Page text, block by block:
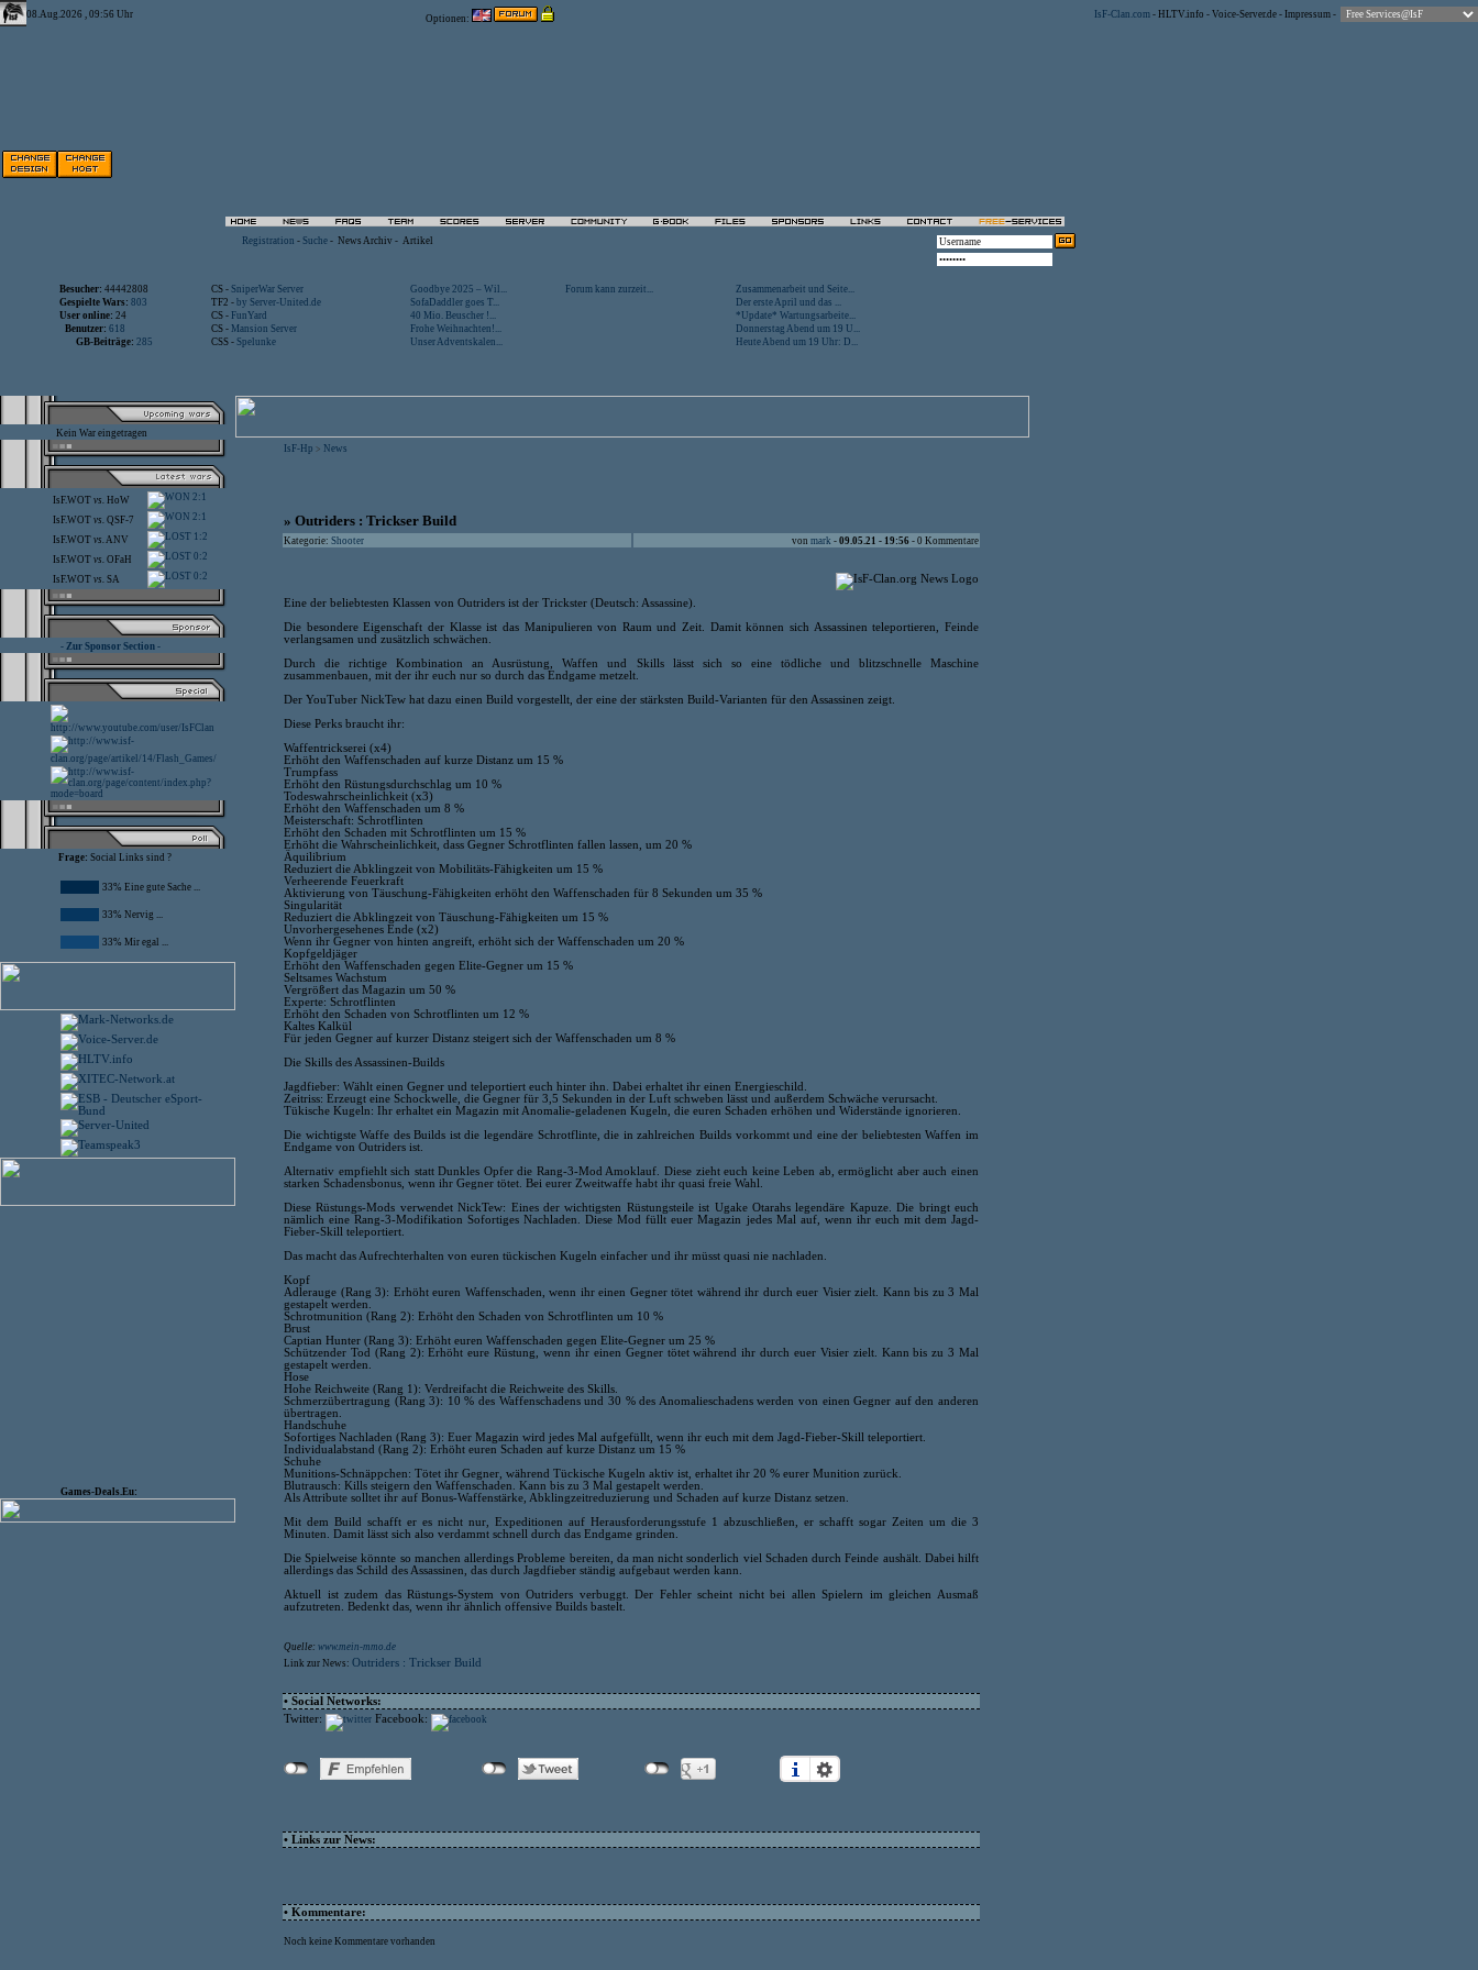
08.Aug.2026 , 09:56 Uhr Optionen: IsF-Clan.com - HLTV.info - Voice-Server.de - Impressum -
Registration - Suche - News Archiv - Artikel
Besucher: 44442808 CS - SniperWar Server Goodbye 2025 – Wil... Forum kann zurzeit...
Zusammenarbeit und Seite...
Gespielte Wars: 803 TF2 - by Server-United.de SofaDaddler goes T...
Der erste April und das ...
User online: 24 CS - FunYard 40 Mio. Beuscher !...
*Update* Wartungsarbeite...
Benutzer: 618 CS - Mansion Server Frohe Weihnachten!...
Donnerstag Abend um 19 U...
GB-Beiträge: 285 CSS - Spelunke Unser Adventskalen... Heute Abend um 19 Uhr: D...
Kein War eingetragen
IsF.WOT vs. HoW 2:1
IsF.WOT vs. QSF-7 2:1
IsF.WOT vs.ANV 1:2
IsF.WOT vs. OFaH 0:2
IsF.WOT vs. SA 0:2
- Zur Sponsor Section -
Frage: Social Links sind ?
33% Eine gute Sache ...
33% Nervig ...
33% Mir egal ...
Games-Deals.Eu:
IsF-Hp > News
» Outriders : Trickser Build
Kategorie: Shooter von mark - 09.05.21 - 19:56 - 0 Kommentare
Eine der beliebtesten Klassen von Outriders ist der Trickster (Deutsch: Assassine).
Die besondere Eigenschaft der Klasse ist das Manipulieren von Raum und Zeit. Damit können sich Assassinen teleportieren, Feinde
verlangsamen und zusätzlich schwächen.
Durch die richtige Kombination an Ausrüstung, Waffen und Skills lässt sich so eine tödliche und blitzschnelle Maschine
zusammenbauen, mit der ihr euch nur so durch das Endgame metzelt.
Der YouTuber NickTew hat dazu einen Build vorgestellt, der eine der stärksten Build-Varianten für den Assassinen zeigt.
Diese Perks braucht ihr:
Waffentrickserei (x4)
Erhöht den Waffenschaden auf kurze Distanz um 15 %
Trumpfass
Erhöht den Rüstungsdurchschlag um 10 %
Todeswahrscheinlichkeit (x3)
Erhöht den Waffenschaden um 8 %
Meisterschaft: Schrotflinten
Erhöht den Schaden mit Schrotflinten um 15 %
Erhöht die Wahrscheinlichkeit, dass Gegner Schrotflinten fallen lassen, um 20 %
Äquilibrium
Reduziert die Abklingzeit von Mobilitäts-Fähigkeiten um 15 %
Verheerende Feuerkraft
Aktivierung von Täuschung-Fähigkeiten erhöht den Waffenschaden für 8 Sekunden um 35 %
Singularität
Reduziert die Abklingzeit von Täuschung-Fähigkeiten um 15 %
Unvorhergesehenes Ende (x2)
Wenn ihr Gegner von hinten angreift, erhöht sich der Waffenschaden um 20 %
Kopfgeldjäger
Erhöht den Waffenschaden gegen Elite-Gegner um 15 %
Seltsames Wachstum
Vergrößert das Magazin um 50 %
Experte: Schrotflinten
Erhöht den Schaden von Schrotflinten um 12 %
Kaltes Kalkül
Für jeden Gegner auf kurzer Distanz steigert sich der Waffenschaden um 8 %
Die Skills des Assassinen-Builds
Jagdfieber: Wählt einen Gegner und teleportiert euch hinter ihn. Dabei erhaltet ihr einen Energieschild.
Zeitriss: Erzeugt eine Schockwelle, die Gegner für 3,5 Sekunden in der Luft schweben lässt und außerdem Schwäche verursacht.
Tükische Kugeln: Ihr erhaltet ein Magazin mit Anomalie-geladenen Kugeln, die euren Schaden erhöhen und Widerstände ignorieren.
Die wichtigste Waffe des Builds ist die legendäre Schrotflinte, die in zahlreichen Builds vorkommt und eine der beliebtesten Waffen im
Endgame von Outriders ist.
Alternativ empfiehlt sich statt Dunkles Opfer die Rang-3-Mod Amoklauf. Diese zieht euch keine Leben ab, ermöglicht aber auch einen
starken Schadensbonus, wenn ihr Gegner tötet. Bei eurer Zweitwaffe habt ihr quasi freie Wahl.
Diese Rüstungs-Mods verwendet NickTew: Eines der wichtigsten Rüstungsteile ist Ugake Otarahs legendäre Kapuze. Die bringt euch
nämlich eine Rang-3-Modifikation Sofortiges Nachladen. Diese Mod füllt euer Magazin jedes Mal auf, wenn ihr euch mit dem Jagd-
Fieber-Skill teleportiert.
Das macht das Aufrechterhalten von euren tückischen Kugeln einfacher und ihr müsst quasi nie nachladen.
Kopf
Adlerauge (Rang 3): Erhöht euren Waffenschaden, wenn ihr einen Gegner tötet während ihr durch euer Visier zielt. Kann bis zu 3 Mal
gestapelt werden.
Schrotmunition (Rang 2): Erhöht den Schaden von Schrotflinten um 10 %
Brust
Captian Hunter (Rang 3): Erhöht euren Waffenschaden gegen Elite-Gegner um 25 %
Schützender Tod (Rang 2): Erhöht eure Rüstung, wenn ihr einen Gegner tötet während ihr durch euer Visier zielt. Kann bis zu 3 Mal
gestapelt werden.
Hose
Hohe Reichweite (Rang 1): Verdreifacht die Reichweite des Skills.
Schmerzübertragung (Rang 3): 10 % des Waffenschadens und 30 % des Anomalieschadens werden von einen Gegner auf den anderen
übertragen.
Handschuhe
Sofortiges Nachladen (Rang 3): Euer Magazin wird jedes Mal aufgefüllt, wenn ihr euch mit dem Jagd-Fieber-Skill teleportiert.
Individualabstand (Rang 2): Erhöht euren Schaden auf kurze Distanz um 15 %
Schuhe
Munitions-Schnäppchen: Tötet ihr Gegner, während Tückische Kugeln aktiv ist, erhaltet ihr 20 % eurer Munition zurück.
Blutrausch: Kills steigern den Waffenschaden. Kann bis zu 3 Mal gestapelt werden.
Als Attribute solltet ihr auf Bonus-Waffenstärke, Abklingzeitreduzierung und Schaden auf kurze Distanz setzen.
Mit dem Build schafft er es nicht nur, Expeditionen auf Herausforderungsstufe 1 abzuschließen, er schafft sogar Zeiten um die 3
Minuten. Damit lässt sich also verdammt schnell durch das Endgame grinden.
Die Spielweise könnte so manchen allerdings Probleme bereiten, da man nicht sonderlich viel Schaden durch Feinde aushält. Dabei hilft
allerdings das Schild des Assassinen, das durch Jagdfieber ständig aufgebaut werden kann.
Aktuell ist zudem das Rüstungs-System von Outriders verbuggt. Der Fehler scheint nicht bei allen Spielern im gleichen Ausmaß
aufzutreten. Bedenkt das, wenn ihr ähnlich offensive Builds bastelt.
Quelle: www.mein-mmo.de
Link zur News: Outriders : Trickser Build
• Social Networks:
Twitter:
Facebook:
• Links zur News:
• Kommentare:
Noch keine Kommentare vorhanden